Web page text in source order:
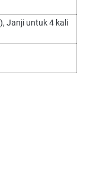
Janji untuk 4 kali